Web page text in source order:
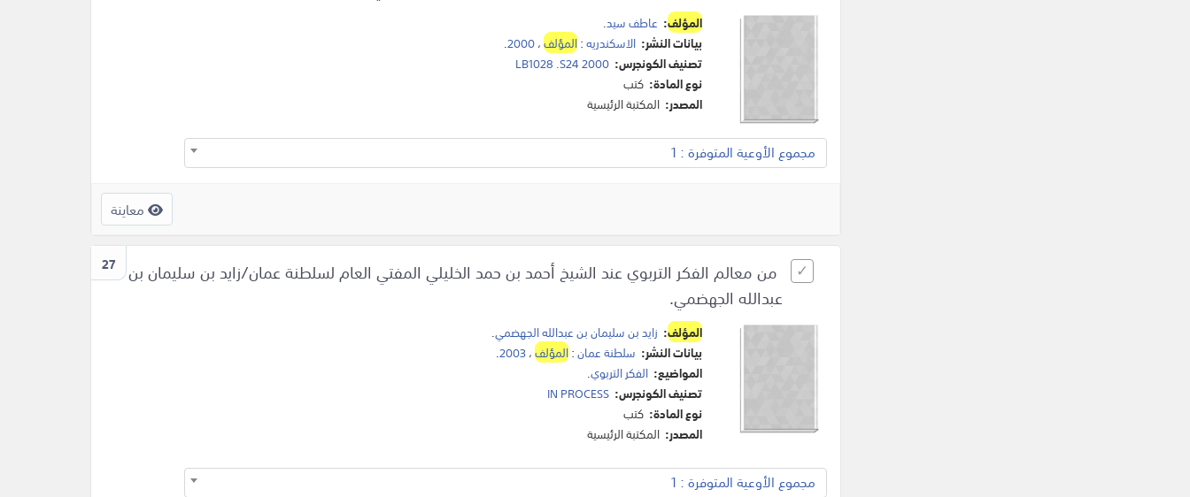
المؤلف: عاطف سيد.
بيانات النشر: الاسكندريه:المؤلف،2000
.
تصنيف الكونجرس: LB1028 .S24 2000
نوع المادة: كتب
المصدر: المكتبة الرئيسية
مجموع الأوعية المتوفرة : 1
معاينة
27 من معالم الفكر التربوي عند الشيخ أحمد بن حمد الخليلي المفتي العام لسلطنة عمان/زايد بن سليمان بن
عبدالله الجهضمي.
المؤلف: زايد بن سليمان بن عبدالله الجهضمي.
بيانات النشر: سلطنة عمان:المؤلف،2003
.
المواضيع: الفكر التربوي.
تصنيف الكونجرس: IN PROCESS
نوع المادة: كتب
المصدر: المكتبة الرئيسية
مجموع الأوعية المتوفرة : 1